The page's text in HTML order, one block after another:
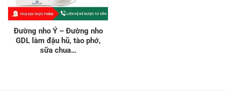
Đường nho Ý – Đường nho
GDL làm đậu hũ, tào phớ,
sữa chua…